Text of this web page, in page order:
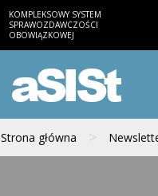
KOMPLEKSOWY SYSTEM
SPRAWOZDAWCZOŚCI
OBOWIĄZKOWEJ
aSISt
Strona główna >